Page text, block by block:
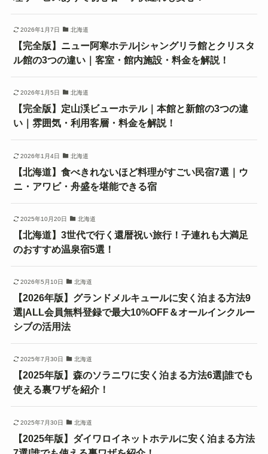
2026年1月7日 北海道
【完全版】ニュー阿寒ホテル|シャングリラ館とクリスタ
ル館の3つの違い｜客室・館内施設・料金を解説！
2026年1月5日 北海道
【完全版】定山渓ビューホテル｜本館と新館の3つの違
い｜雰囲気・利用客層・料金を解説！
2026年1月4日 北海道
【北海道】食べきれないほど料理がすごい民宿7選｜ウ
ニ・アワビ・舟盛を堪能できる宿
2025年10月20日 北海道
【北海道】3世代で行く還暦祝い旅行！子連れも大満足
のおすすめ温泉宿5選！
2026年5月10日 北海道
【2026年版】グランドメルキュールに安く泊まる方法9
選|ALL会員無料登録で最大10%OFF＆オールインクルー
シブの活用法
2025年7月30日 北海道
【2025年版】森のソラニワに安く泊まる方法6選|誰でも
使える裏ワザを紹介！
2025年7月30日 北海道
【2025年版】ダイワロイネットホテルに安く泊まる方法